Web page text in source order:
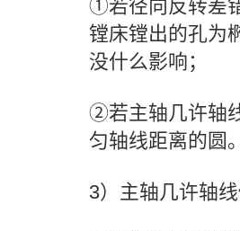
①若径向反转差
镗床镗出的孔为
没什么影响；
②若主轴几许轴
匀轴线距离的圆
3）主轴几许轴